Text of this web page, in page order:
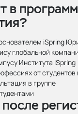
в
iSpring
глобальной
Института iSpring
от
в группе